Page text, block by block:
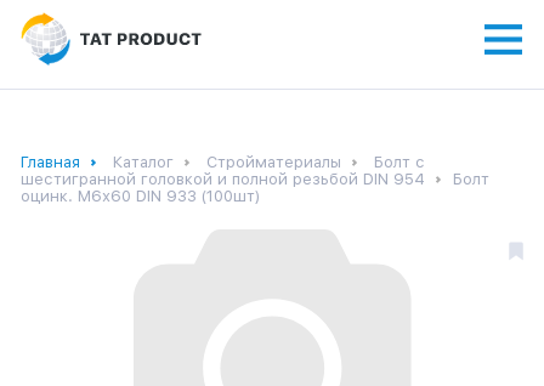
Главная Каталог Стройматериалы
Болт с
шестигранной головкой и полной резьбой DIN 954
Болт
оцинк. М6х60 DIN 933 (100шт)